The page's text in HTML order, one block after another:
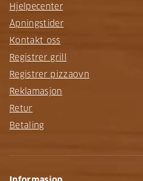
Hjelpecenter
Åpningstider
Kontakt oss
Registrer grill
Registrer pizzaovn
Reklamasjon
Retur
Betaling